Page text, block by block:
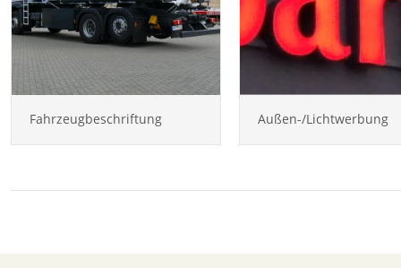
Fahrzeugbeschriftung Außen-/Lichtwerbung